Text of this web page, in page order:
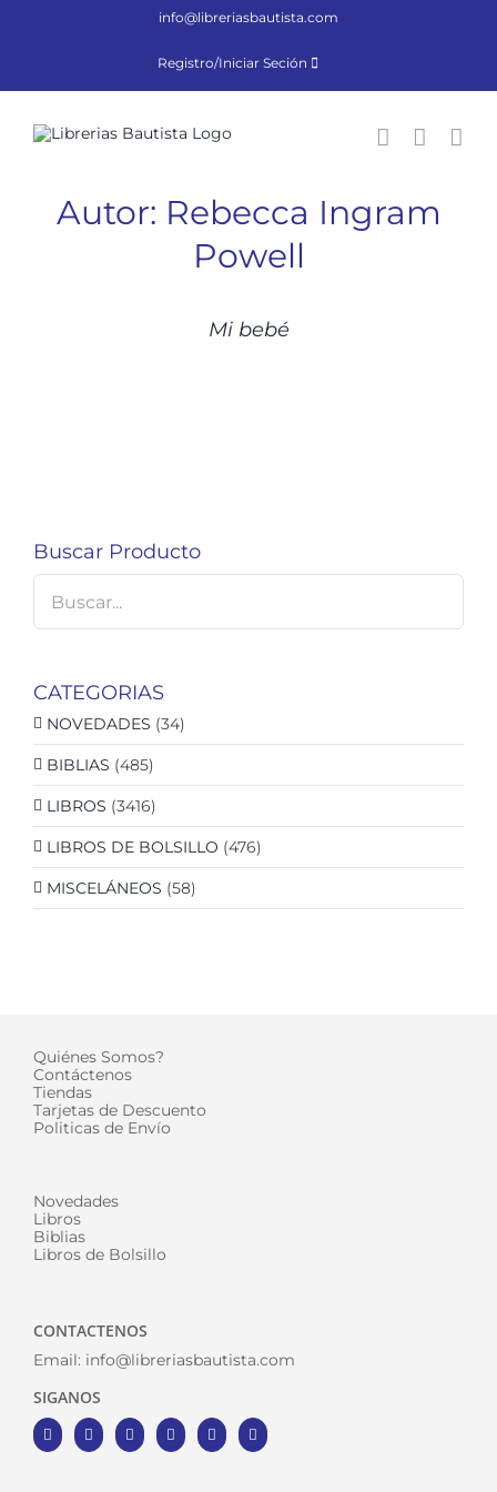
info@libreriasbautista.com
Registro/Iniciar Seción
Autor: Rebecca Ingram
Powell
Mi bebé
Buscar Producto
CATEGORIAS
NOVEDADES (34)
BIBLIAS (485)
LIBROS (3416)
LIBROS DE BOLSILLO (476)
MISCELÁNEOS (58)
Quiénes Somos?
Contáctenos
Tiendas
Tarjetas de Descuento
Politicas de Envío
Novedades
Libros
Biblias
Libros de Bolsillo
CONTACTENOS
Email: info@libreriasbautista.com
SIGANOS